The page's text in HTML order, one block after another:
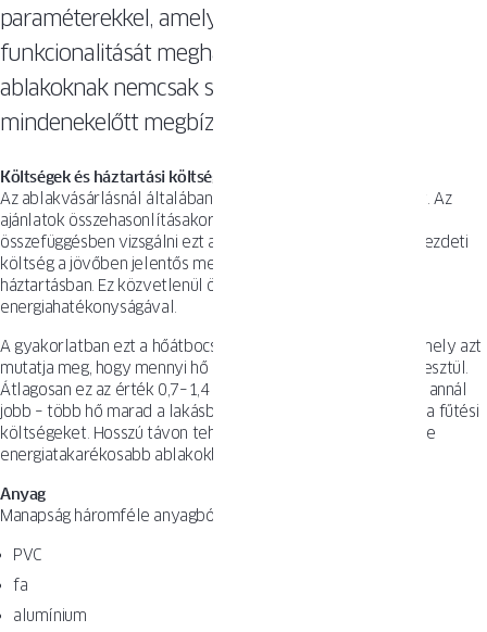
paraméterekkel, amelyek az ablakok
funkcionalitását meghatározzák. Mert az
ablakoknak nemcsak szépeknek, hanem
mindenekelőtt megbízhatónak kell lenniük.
Költségek és háztartási költségvetés
Az ablakvásárlásnál általában az ár az elsődleges szempont. Az
ajánlatok összehasonlításakor azonban érdemes tágabb
összefüggésben vizsgálni ezt a kérdést, mivel a magasabb kezdeti
költség a jövőben jelentős megtakarítást eredményezhet a
háztartásban. Ez közvetlenül összefügg az egyes modellek
energiahatékonyságával.
A gyakorlatban ezt a hőátbocsátási tényező (Uw) fejezi ki, amely azt
mutatja meg, hogy mennyi hő szökik ki az üvegfelületen keresztül.
Átlagosan ez az érték 0,7–1,4 közötti, és minél alacsonyabb, annál
jobb – több hő marad a lakásban, ami közvetlenül csökkenti a fűtési
költségeket. Hosszú távon tehát jobban megéri a drágább, de
energiatakarékosabb ablakokba fektetni.
Anyag
Manapság háromféle anyagból készülnek ablakok:
PVC
fa
alumínium